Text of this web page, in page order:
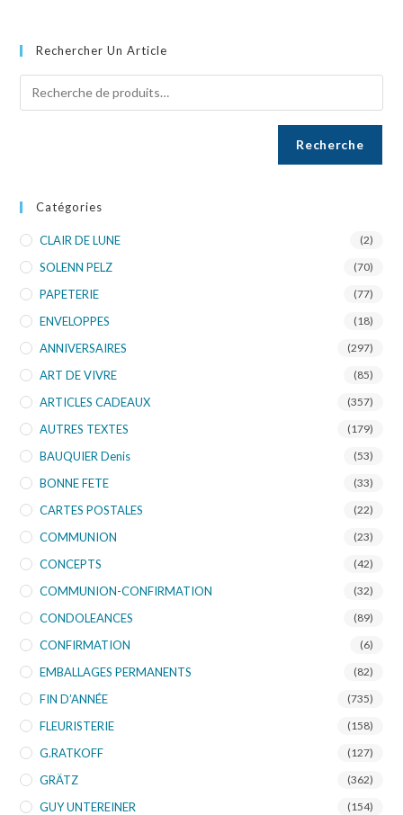
Rechercher Un Article
Recherche
Catégories
CLAIR DE LUNE (2)
SOLENN PELZ (70)
PAPETERIE (77)
ENVELOPPES (18)
ANNIVERSAIRES (297)
ART DE VIVRE (85)
ARTICLES CADEAUX (357)
AUTRES TEXTES (179)
BAUQUIER Denis (53)
BONNE FETE (33)
CARTES POSTALES (22)
COMMUNION (23)
CONCEPTS (42)
COMMUNION-CONFIRMATION (32)
CONDOLEANCES (89)
CONFIRMATION (6)
EMBALLAGES PERMANENTS (82)
FIN D’ANNÉE (735)
FLEURISTERIE (158)
G.RATKOFF (127)
GRÄTZ (362)
GUY UNTEREINER (154)